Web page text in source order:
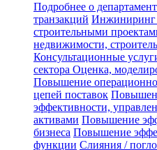
Подробнее о
транзакций Инжиниринг
строительными
недвижимости,
Консультационные
сектора Оценка,
Повышение
цепей поставок
эффективности,
активами Повышение
бизнеса Повышение
функции Слияния /